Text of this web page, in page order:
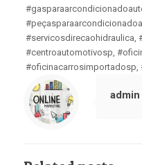
#servicosdirecaohidraulica,
#centroautomotivosp,
#oficinacarrosimportadosp,
admin